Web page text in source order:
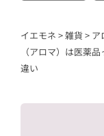
イエモネ >雑貨 > ア
（アロマ）は医薬
違い